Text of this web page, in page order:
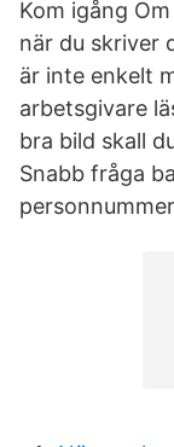
Kom igång
när du skriver
är inte enkelt
arbetsgivare
bra bild skall
Snabb fråga